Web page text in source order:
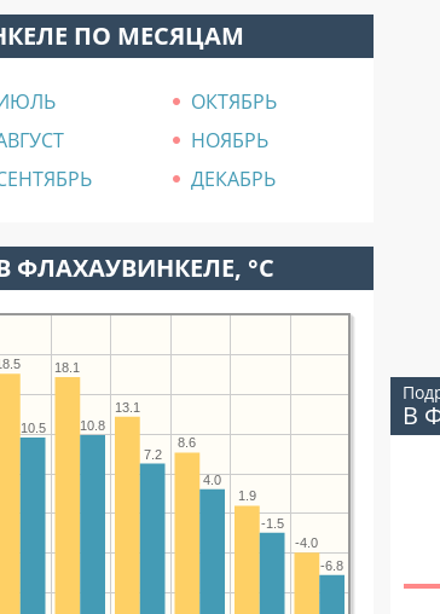
ПО МЕСЯЦАМ
ОКТЯБРЬ
НОЯБРЬ
ДЕКАБРЬ
ФЛАХАУВИНКЕЛЕ, °C
-4.0
1.9
8.6
13.1
18.1
-6.8
-1.5
4.0
7.2
10.8
10.5 В